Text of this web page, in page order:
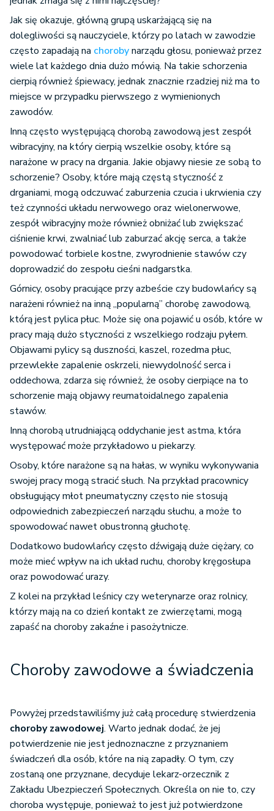
Jak się okazuje, główną grupą uskarżającą się na
dolegliwości są nauczyciele, którzy po latach w zawodzie
często zapadają na chorobynarządu głosu, ponieważ przez
wiele lat każdego dnia dużo mówią. Na takie schorzenia
cierpią również śpiewacy, jednak znacznie rzadziej niż ma to
miejsce w przypadku pierwszego z wymienionych
zawodów.
Inną często występującą chorobą zawodową jest zespół
wibracyjny, na który cierpią wszelkie osoby, które są
narażone w pracy na drgania. Jakie objawy niesie ze sobą to
schorzenie? Osoby, które mają częstą styczność z
drganiami, mogą odczuwać zaburzenia czucia i ukrwienia czy
też czynności układu nerwowego oraz wielonerwowe,
zespół wibracyjny może również obniżać lub zwiększać
ciśnienie krwi, zwalniać lub zaburzać akcję serca, a także
powodować torbiele kostne, zwyrodnienie stawów czy
doprowadzić do zespołu cieśni nadgarstka.
Górnicy, osoby pracujące przy azbeście czy budowlańcy są
narażeni również na inną „popularną” chorobę zawodową,
którą jest pylica płuc. Może się ona pojawić u osób, które w
pracy mają dużo styczności z wszelkiego rodzaju pyłem.
Objawami pylicy są duszności, kaszel, rozedma płuc,
przewlekłe zapalenie oskrzeli, niewydolność serca i
oddechowa, zdarza się również, że osoby cierpiące na to
schorzenie mają objawy reumatoidalnego zapalenia
stawów.
Inną chorobą utrudniającą oddychanie jest astma, która
występować może przykładowo u piekarzy.
Osoby, które narażone są na hałas, w wyniku wykonywania
swojej pracy mogą stracić słuch. Na przykład pracownicy
obsługujący młot pneumatyczny często nie stosują
odpowiednich zabezpieczeń narządu słuchu, a może to
spowodować nawet obustronną głuchotę.
Dodatkowo budowlańcy często dźwigają duże ciężary, co
może mieć wpływ na ich układ ruchu, choroby kręgosłupa
oraz powodować urazy.
Z kolei na przykład leśnicy czy weterynarze oraz rolnicy,
którzy mają na co dzień kontakt ze zwierzętami, mogą
zapaść na choroby zakaźne i pasożytnicze.
Choroby zawodowe a świadczenia
Powyżej przedstawiliśmy już całą procedurę stwierdzenia
choroby zawodowej. Warto jednak dodać, że jej
potwierdzenie nie jest jednoznaczne z przyznaniem
świadczeń dla osób, które na nią zapadły. O tym, czy
zostaną one przyznane, decyduje lekarz-orzecznik z
Zakładu Ubezpieczeń Społecznych. Określa on nie to, czy
choroba występuje, ponieważ to jest już potwierdzone